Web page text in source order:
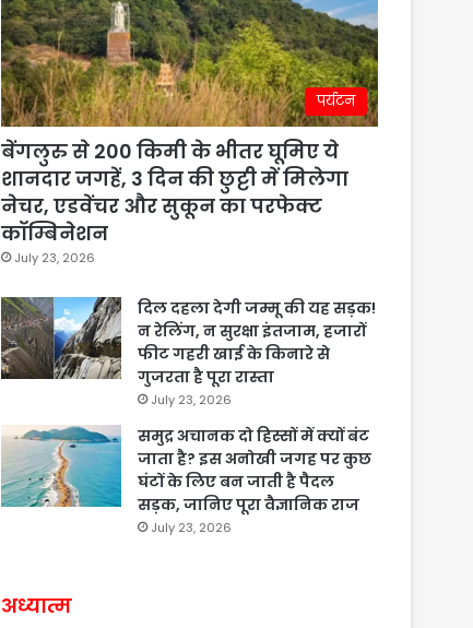
पर्यटन
बेंगलुरु से 200 किमी के भीतर घूमिए ये
शानदार जगहें, 3 दिन की छुट्टी में मिलेगा
नेचर, एडवेंचर और सुकून का परफेक्ट
कॉम्बिनेशन
July 23, 2026
दिल दहला देगी जम्मू की यह सड़क!
न रेलिंग, न सुरक्षा इंतजाम, हजारों
फीट गहरी खाई के किनारे से
गुजरता है पूरा रास्ता
July 23, 2026
समुद्र अचानक दो हिस्सों में क्यों बंट
जाता है? इस अनोखी जगह पर कुछ
घंटों के लिए बन जाती है पैदल
सड़क, जानिए पूरा वैज्ञानिक राज
July 23, 2026
अध्यात्म